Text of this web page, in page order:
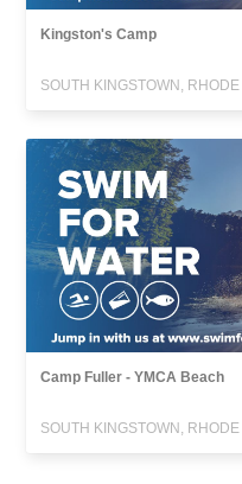
Kingston's Camp
SOUTH KINGSTOWN,
Camp Fuller - YMCA Beach
SOUTH KINGSTOWN,